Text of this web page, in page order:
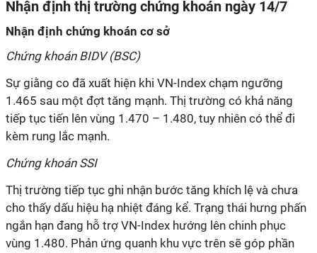
Nhận định thị trường chứng khoán ngày 14/7
Nhận định chứng khoán cơ sở
Chứng khoán BIDV (BSC)
Sự giằng co đã xuất hiện khi VN-Index chạm ngưỡng
1.465 sau một đợt tăng mạnh. Thị trường có khả năng
tiếp tục tiến lên vùng 1.470 – 1.480, tuy nhiên có thể đi
kèm rung lắc mạnh.
Chứng khoán SSI
Thị trường tiếp tục ghi nhận bước tăng khích lệ và chưa
cho thấy dấu hiệu hạ nhiệt đáng kể. Trạng thái hưng phấn
ngắn hạn đang hỗ trợ VN-Index hướng lên chinh phục
vùng 1.480. Phản ứng quanh khu vực trên sẽ góp phần